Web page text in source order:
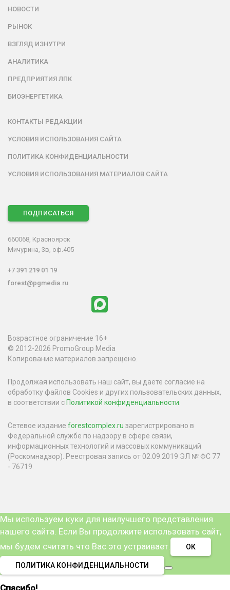
НОВОСТИ
РЫНОК
ВЗГЛЯД ИЗНУТРИ
АНАЛИТИКА
ПРЕДПРИЯТИЯ ЛПК
БИОЭНЕРГЕТИКА
КОНТАКТЫ РЕДАКЦИИ
УСЛОВИЯ ИСПОЛЬЗОВАНИЯ САЙТА
ПОЛИТИКА КОНФИДЕНЦИАЛЬНОСТИ
УСЛОВИЯ ИСПОЛЬЗОВАНИЯ МАТЕРИАЛОВ САЙТА
ПОДПИСАТЬСЯ
660068, Красноярск
Мичурина, 3в, оф.405
+7 391 219 01 19
forest@pgmedia.ru
Возрастное ограничение 16+
© 2012-2026 PromoGroup Media
Копирование материалов запрещено.
Продолжая использовать наш сайт, вы даете согласие на
обработку файлов Cookies и других пользовательских данных,
в соответствии сПолитикой конфиденциальности
Сетевое издание forestcomplex.ru зарегистрировано в
Федеральной службе по надзору в сфере связи,
информационных технологий и массовых коммуникаций
(Роскомнадзор). Реестровая запись от 02.09.2019 ЭЛ № ФС 77
- 76719.
Мы используем куки для наилучшего представления
нашего сайта. Если Вы продолжите использовать сайт,
мы будем считать что Вас это устраивает.
ОК
ПОЛИТИКА КОНФИДЕНЦИАЛЬНОСТИ
Спасибо!